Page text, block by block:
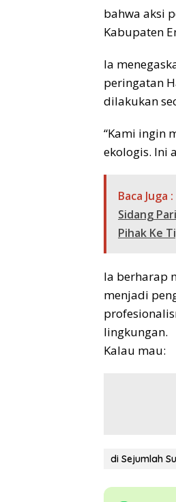
bahwa aksi
Kabupaten
Ia
peringatan
dilakukan
“Kami ingin
ekologis. Ini
Baca Juga :
Sidang
Pihak Ke
Ia berharap
menjadi
lingkungan.
Kalau mau:
di Sejumlah